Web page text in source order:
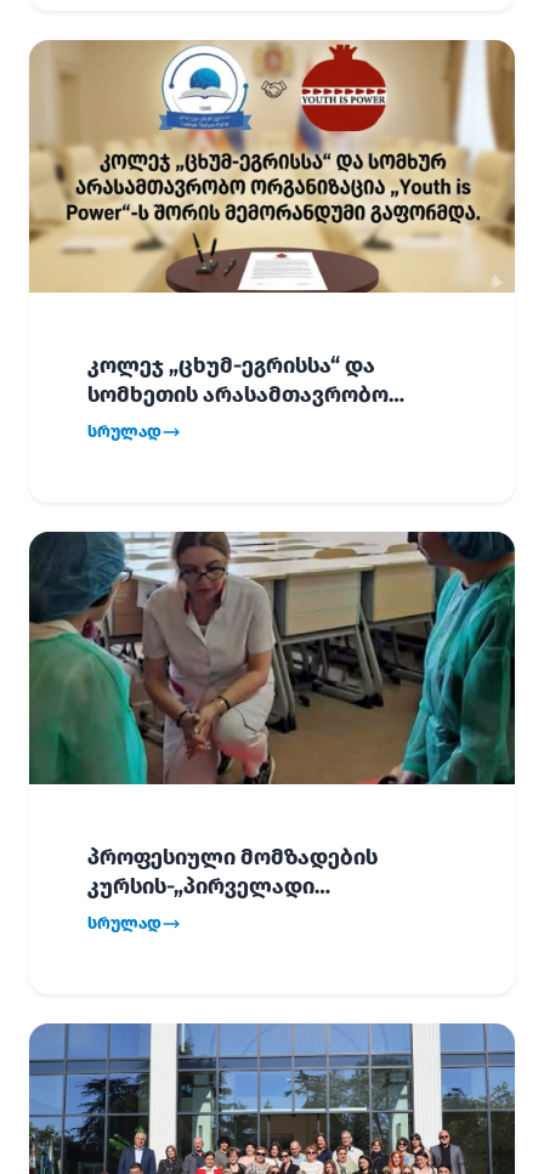
კოლეჯ „ცხუმ-ეგრისსა“ და
სომხეთის არასამთავრობო
ორგანიზაცია „Youth is Power“-ს
სრულად
პროფესიული მომზადების
კურსის-„პირველადი
გადაუდებელი დახმარება“,
სრულად